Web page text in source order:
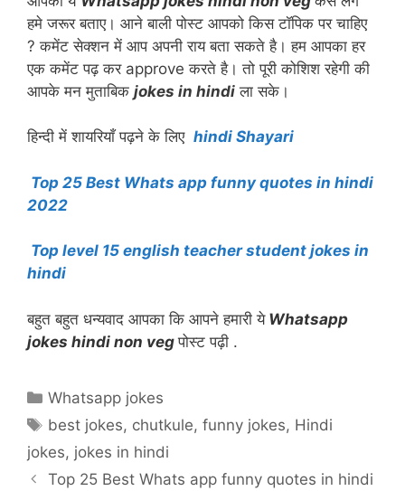
हमे जरूर बताए। आने बाली पोस्ट आपको किस टॉपिक पर चाहिए
? कमेंट सेक्शन में आप अपनी राय बता सकते है। हम आपका हर
एक कमेंट पढ़ कर approve करते है। तो पूरी कोशिश रहेगी की
आपके मन मुताबिक jokes in hindi ला सके।
हिन्दी में शायरियाँ पढ़ने के लिए hindi Shayari
Top 25 Best Whats app funny quotes in hindi
2022
Top level 15 english teacher student jokes in
hindi
बहुत बहुत धन्यवाद आपका कि आपने हमारी ये Whatsapp
jokes hindi non veg पोस्ट पढ़ी .
Categories
Whatsapp jokes
Tags
best jokes, chutkule,funny jokes, Hindi
jokes, jokes in hindi
Top 25 Best Whats app funny quotes in hindi